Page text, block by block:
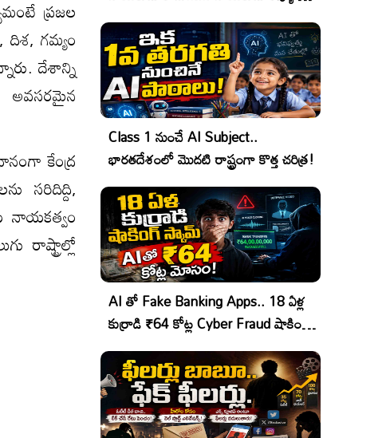
ప్రజల
గమ్యం
దేశాన్ని
అవసరమైన
కేంద్ర
సరిదిద్ది,
రాష్ట్రాల్లో
రేటింగ్!
Class 1 నుంచే AI Subject..
భారతదేశంలో మొదటి రాష్ట్రంగా కొత్త చరిత్ర!
AI తో Fake Banking Apps.. 18 ఏళ్ల
కుర్రాడి ₹64 కోట్ల Cyber Fraud షాకింగ్
ఆపరేషన్!